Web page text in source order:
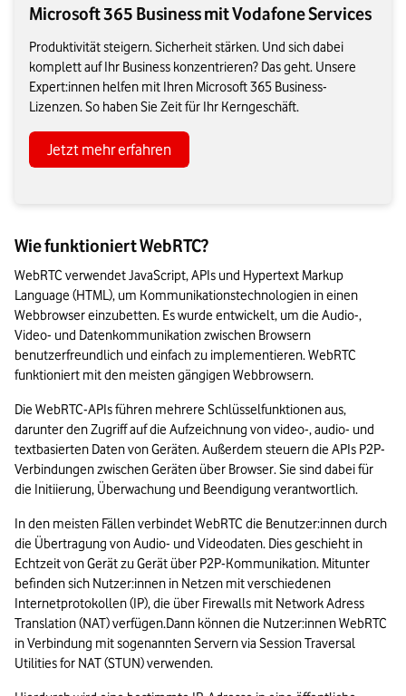
Microsoft 365 Business mit Vodafone Services
Produktivität steigern. Sicherheit stärken. Und sich dabei
komplett auf Ihr Business konzentrieren? Das geht. Unsere
Expert:innen helfen mit Ihren Microsoft 365 Business-
Lizenzen. So haben Sie Zeit für Ihr Kerngeschäft.
Jetzt mehr erfahren
Wie funktioniert WebRTC?
WebRTC verwendet JavaScript, APIs und Hypertext Markup
Language (HTML), um Kommunikationstechnologien in einen
Webbrowser einzubetten. Es wurde entwickelt, um die Audio-,
Video- und Datenkommunikation zwischen Browsern
benutzerfreundlich und einfach zu implementieren. WebRTC
funktioniert mit den meisten gängigen Webbrowsern.
Die WebRTC-APIs führen mehrere Schlüsselfunktionen aus,
darunter den Zugriff auf die Aufzeichnung von video-, audio- und
textbasierten Daten von Geräten. Außerdem steuern die APIs P2P-
Verbindungen zwischen Geräten über Browser. Sie sind dabei für
die Initiierung, Überwachung und Beendigung verantwortlich.
In den meisten Fällen verbindet WebRTC die Benutzer:innen durch
die Übertragung von Audio- und Videodaten. Dies geschieht in
Echtzeit von Gerät zu Gerät über P2P-Kommunikation. Mitunter
befinden sich Nutzer:innen in Netzen mit verschiedenen
Internetprotokollen (IP), die über Firewalls mit Network Adress
Translation (NAT) verfügen.Dann können die Nutzer:innen WebRTC
in Verbindung mit sogenannten Servern via Session Traversal
Utilities for NAT (STUN) verwenden.